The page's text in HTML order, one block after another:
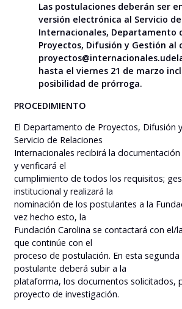
Las postulaciones deberán ser
versión electrónica al Servicio
Internacionales, Departamento
Proyectos, Difusión y Gestión al
hasta el viernes 21 de marzo
posibilidad de prórroga.
PROCEDIMIENTO
El Departamento de Proyectos, Difusión
Servicio de Relaciones
Internacionales recibirá la
y verificará el
cumplimiento de todos los requisitos;
institucional y realizará la
nominación de los postulantes a la
vez hecho esto, la
Fundación Carolina se contactará con el/
que continúe con el
proceso de postulación. En esta
postulante deberá subir a la
plataforma, los documentos solicitados,
proyecto de investigación.